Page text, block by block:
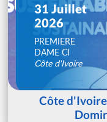
31 Juillet
2026
PREMIERE
DAME CI
Côte d'Ivoire
Côte